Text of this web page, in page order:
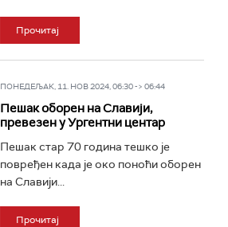
Прочитај
ПОНЕДЕЉАК, 11. НОВ 2024, 06:30 -> 06:44
Пешак оборен на Славији,
превезен у Ургентни центар
Пешак стар 70 година тешко је
повређен када је око поноћи оборен
на Славији...
Прочитај